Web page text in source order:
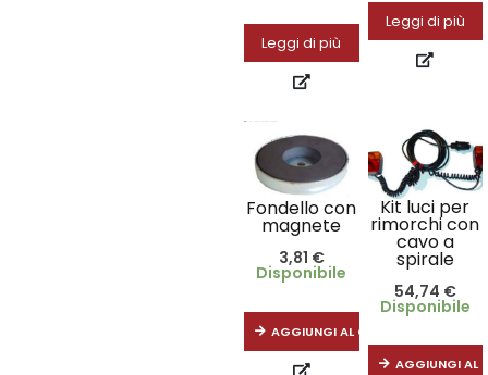
Leggi di più
Leggi di più
Fondello con
magnete
3,81 €
Disponibile
AGGIUNGI AL CARRELLO
Kit luci per
rimorchi con
cavo a
spirale
54,74 €
Disponibile
AGGIUNGI AL